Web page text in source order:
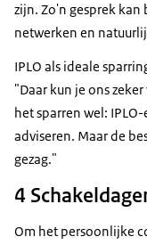
zijn. Zo'n gesprek
netwerken en
IPLO als ideale
"Daar kun je ons
het sparren wel:
adviseren. Maar de
gezag."
4
Om het persoonlijke